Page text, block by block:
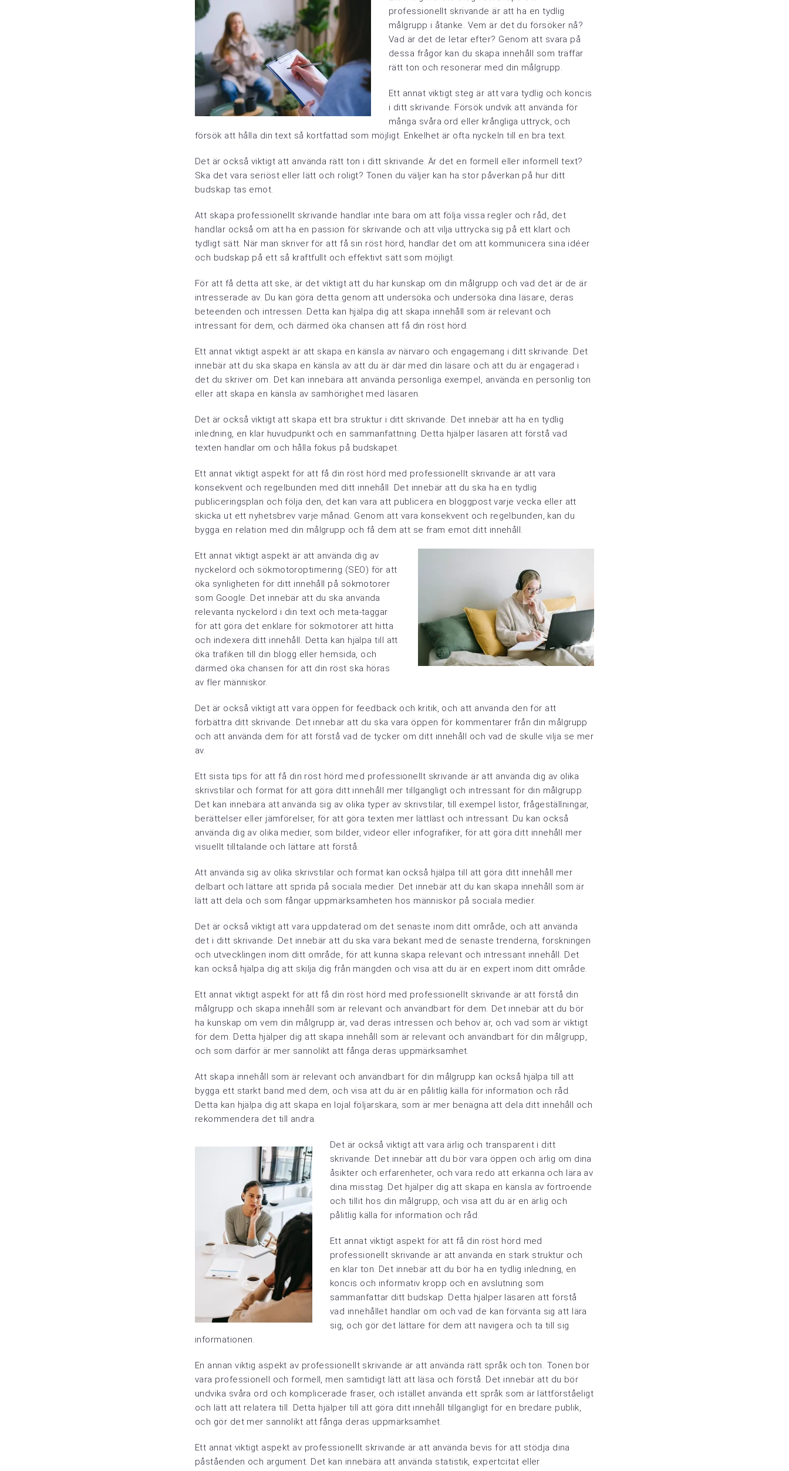
professionellt skrivande är att ha en tydlig
målgrupp i åtanke. Vem är det du försöker nå?
Vad är det de letar efter? Genom att svara på
dessa frågor kan du skapa innehåll som träffar
rätt ton och resonerar med din målgrupp.
Ett annat viktigt steg är att vara tydlig och koncis
i ditt skrivande. Försök undvik att använda för
många svåra ord eller krångliga uttryck, och
försök att hålla din text så kortfattad som möjligt. Enkelhet är ofta nyckeln till en bra text.
Det är också viktigt att använda rätt ton i ditt skrivande. Är det en formell eller informell text?
Ska det vara seriöst eller lätt och roligt? Tonen du väljer kan ha stor påverkan på hur ditt
budskap tas emot.
Att skapa professionellt skrivande handlar inte bara om att följa vissa regler och råd, det
handlar också om att ha en passion för skrivande och att vilja uttrycka sig på ett klart och
tydligt sätt. När man skriver för att få sin röst hörd, handlar det om att kommunicera sina idéer
och budskap på ett så kraftfullt och effektivt sätt som möjligt.
För att få detta att ske, är det viktigt att du har kunskap om din målgrupp och vad det är de är
intresserade av. Du kan göra detta genom att undersöka och undersöka dina läsare, deras
beteenden och intressen. Detta kan hjälpa dig att skapa innehåll som är relevant och
intressant för dem, och därmed öka chansen att få din röst hörd.
Ett annat viktigt aspekt är att skapa en känsla av närvaro och engagemang i ditt skrivande. Det
innebär att du ska skapa en känsla av att du är där med din läsare och att du är engagerad i
det du skriver om. Det kan innebära att använda personliga exempel, använda en personlig ton
eller att skapa en känsla av samhörighet med läsaren.
Det är också viktigt att skapa ett bra struktur i ditt skrivande. Det innebär att ha en tydlig
inledning, en klar huvudpunkt och en sammanfattning. Detta hjälper läsaren att förstå vad
texten handlar om och hålla fokus på budskapet.
Ett annat viktigt aspekt för att få din röst hörd med professionellt skrivande är att vara
konsekvent och regelbunden med ditt innehåll. Det innebär att du ska ha en tydlig
publiceringsplan och följa den, det kan vara att publicera en bloggpost varje vecka eller att
skicka ut ett nyhetsbrev varje månad. Genom att vara konsekvent och regelbunden, kan du
bygga en relation med din målgrupp och få dem att se fram emot ditt innehåll.
Ett annat viktigt aspekt är att använda dig av
nyckelord och sökmotoroptimering (SEO) för att
öka synligheten för ditt innehåll på sökmotorer
som Google. Det innebär att du ska använda
relevanta nyckelord i din text och meta-taggar
för att göra det enklare för sökmotorer att hitta
och indexera ditt innehåll. Detta kan hjälpa till att
öka trafiken till din blogg eller hemsida, och
därmed öka chansen för att din röst ska höras
av fler människor.
Det är också viktigt att vara öppen för feedback och kritik, och att använda den för att
förbättra ditt skrivande. Det innebär att du ska vara öppen för kommentarer från din målgrupp
och att använda dem för att förstå vad de tycker om ditt innehåll och vad de skulle vilja se mer
av.
Ett sista tips för att få din röst hörd med professionellt skrivande är att använda dig av olika
skrivstilar och format för att göra ditt innehåll mer tillgängligt och intressant för din målgrupp.
Det kan innebära att använda sig av olika typer av skrivstilar, till exempel listor, frågeställningar,
berättelser eller jämförelser, för att göra texten mer lättläst och intressant. Du kan också
använda dig av olika medier, som bilder, videor eller infografiker, för att göra ditt innehåll mer
visuellt tilltalande och lättare att förstå.
Att använda sig av olika skrivstilar och format kan också hjälpa till att göra ditt innehåll mer
delbart och lättare att sprida på sociala medier. Det innebär att du kan skapa innehåll som är
lätt att dela och som fångar uppmärksamheten hos människor på sociala medier.
Det är också viktigt att vara uppdaterad om det senaste inom ditt område, och att använda
det i ditt skrivande. Det innebär att du ska vara bekant med de senaste trenderna, forskningen
och utvecklingen inom ditt område, för att kunna skapa relevant och intressant innehåll. Det
kan också hjälpa dig att skilja dig från mängden och visa att du är en expert inom ditt område.
Ett annat viktigt aspekt för att få din röst hörd med professionellt skrivande är att förstå din
målgrupp och skapa innehåll som är relevant och användbart för dem. Det innebär att du bör
ha kunskap om vem din målgrupp är, vad deras intressen och behov är, och vad som är viktigt
för dem. Detta hjälper dig att skapa innehåll som är relevant och användbart för din målgrupp,
och som därför är mer sannolikt att fånga deras uppmärksamhet.
Att skapa innehåll som är relevant och användbart för din målgrupp kan också hjälpa till att
bygga ett starkt band med dem, och visa att du är en pålitlig källa för information och råd.
Detta kan hjälpa dig att skapa en lojal följarskara, som är mer benägna att dela ditt innehåll och
rekommendera det till andra.
Det är också viktigt att vara ärlig och transparent i ditt
skrivande. Det innebär att du bör vara öppen och ärlig om dina
åsikter och erfarenheter, och vara redo att erkänna och lära av
dina misstag. Det hjälper dig att skapa en känsla av förtroende
och tillit hos din målgrupp, och visa att du är en ärlig och
pålitlig källa för information och råd.
Ett annat viktigt aspekt för att få din röst hörd med
professionellt skrivande är att använda en stark struktur och
en klar ton. Det innebär att du bör ha en tydlig inledning, en
koncis och informativ kropp och en avslutning som
sammanfattar ditt budskap. Detta hjälper läsaren att förstå
vad innehållet handlar om och vad de kan förvänta sig att lära
sig, och gör det lättare för dem att navigera och ta till sig
informationen.
En annan viktig aspekt av professionellt skrivande är att använda rätt språk och ton. Tonen bör
vara professionell och formell, men samtidigt lätt att läsa och förstå. Det innebär att du bör
undvika svåra ord och komplicerade fraser, och istället använda ett språk som är lättförståeligt
och lätt att relatera till. Detta hjälper till att göra ditt innehåll tillgängligt för en bredare publik,
och gör det mer sannolikt att fånga deras uppmärksamhet.
Ett annat viktigt aspekt av professionellt skrivande är att använda bevis för att stödja dina
påståenden och argument. Det kan innebära att använda statistik, expertcitat eller